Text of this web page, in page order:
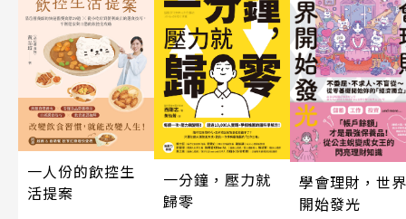
一人份的飲控生
活提案
一分鐘，壓力就
歸零
學會理財，世界
開始發光